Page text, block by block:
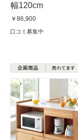
幅120cm
￥86,900
口コミ募集中